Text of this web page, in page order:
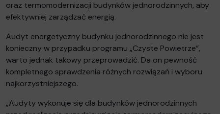
oraz termomodernizacji budynków jednorodzinnych, aby
efektywniej zarządzać energią.
Audyt energetyczny budynku jednorodzinnego nie jest
konieczny w przypadku programu „Czyste Powietrze”,
warto jednak takowy przeprowadzić. Da on pewność
kompletnego sprawdzenia różnych rozwiązań i wyboru
najkorzystniejszego.
„Audyty wykonuje się dla budynków jednorodzinnych